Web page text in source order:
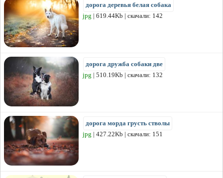
дорога деревья белая собака
jpg | 619.44Kb | скачали: 142
дорога дружба собаки две
jpg | 510.19Kb | скачали: 132
дорога морда грусть стволы
jpg | 427.22Kb | скачали: 151